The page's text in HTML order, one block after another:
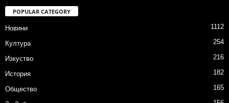
POPULAR CATEGORY
Новини 1112
Култура 254
Изкуство 216
История 182
Общество 165